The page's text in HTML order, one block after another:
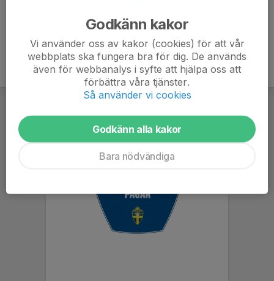
Godkänn kakor
Vi använder oss av kakor (cookies) för att vår
webbplats ska fungera bra för dig. De används
även för webbanalys i syfte att hjälpa oss att
förbättra våra tjänster.
Så använder vi cookies
Godkänn alla kakor
Bara nödvändiga